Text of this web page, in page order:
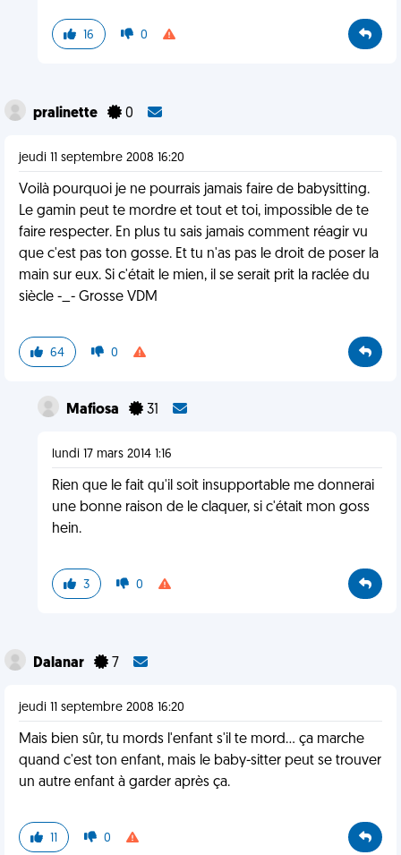
16 0
pralinette 0
jeudi 11 septembre 2008 16:20
Voilà pourquoi je ne pourrais jamais faire de babysitting.
Le gamin peut te mordre et tout et toi, impossible de te
faire respecter. En plus tu sais jamais comment réagir vu
que c'est pas ton gosse. Et tu n'as pas le droit de poser la
main sur eux. Si c'était le mien, il se serait prit la raclée du
siècle -_- Grosse VDM
64 0
Mafiosa 31
lundi 17 mars 2014 1:16
Rien que le fait qu'il soit insupportable me donnerai
une bonne raison de le claquer, si c'était mon goss
hein.
3 0
Dalanar 7
jeudi 11 septembre 2008 16:20
Mais bien sûr, tu mords l'enfant s'il te mord... ça marche
quand c'est ton enfant, mais le baby-sitter peut se trouver
un autre enfant à garder après ça.
11 0